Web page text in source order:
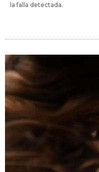
la falla detectada.